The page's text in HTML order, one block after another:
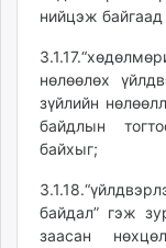
нийцэж байгаад
нөлөөлөх
зүйлийн
байдлын
байхыг;
байдал” гэж
заасан